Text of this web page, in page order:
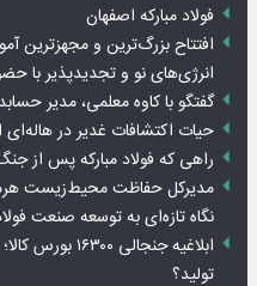
فولاد مبارکه اصفهان
افتتاح بزرگ‌ترین و مجهزترین
انرژی‌های نو و تجدیدپذیر با
گفتگو با کاوه معلمی، مدیر
حیات اکتشافات غدیر در هاله‌ای
راهی که فولاد مبارکه پس از
مدیرکل حفاظت محیط‌زیست
نگاه تازه‌ای به توسعه صنعت
ابلاغیه
تولید؟